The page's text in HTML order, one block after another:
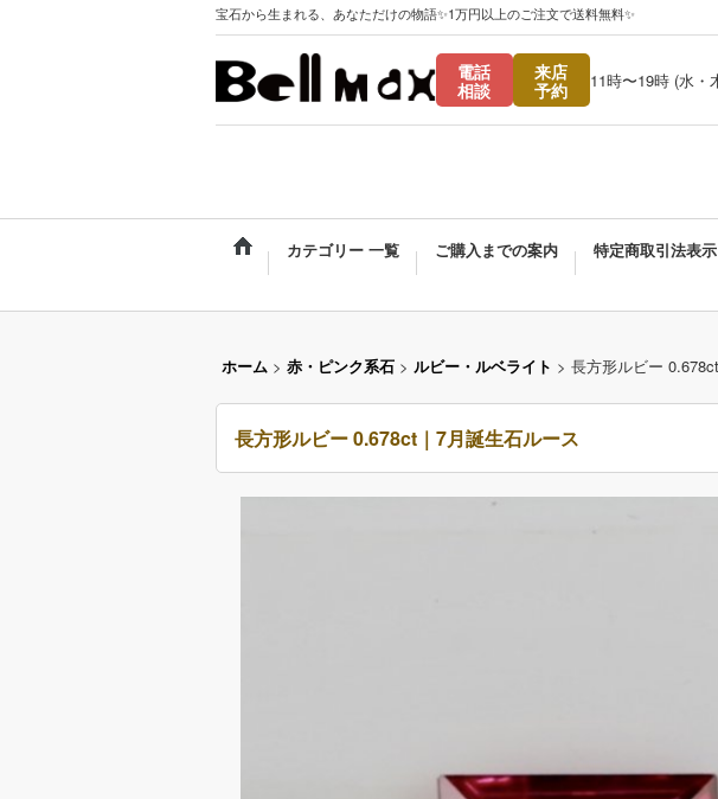
宝石から生まれる、あなただけの物語✨1万円以上のご注文で送料無料✨
電話
相談
来店
予約
11時〜19時 (水・
カテゴリー 一覧 ご購入までの案内 特定商取引法表示
ホーム > 赤・ピンク系石 > ルビー・ルベライト > 長方形ルビー
長方形ルビー 0.678ct｜7月誕生石ルース